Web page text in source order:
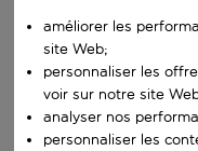
Qui
améliorer les
site Web;
personnaliser les
voir sur notre site
analyser nos
personnaliser les